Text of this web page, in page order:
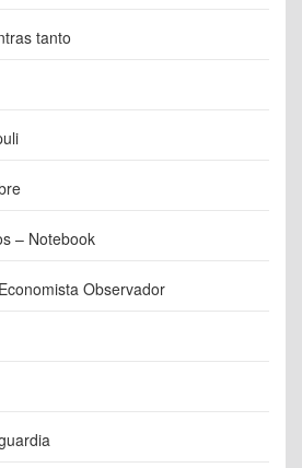
tanto
– Notebook
Observador